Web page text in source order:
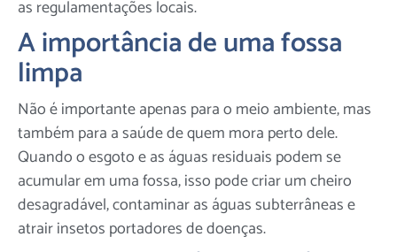
as regulamentações locais.
A importância de uma fossa
limpa
Não é importante apenas para o meio ambiente, mas
também para a saúde de quem mora perto dele.
Quando o esgoto e as águas residuais podem se
acumular em uma fossa, isso pode criar um cheiro
desagradável, contaminar as águas subterrâneas e
atrair insetos portadores de doenças.